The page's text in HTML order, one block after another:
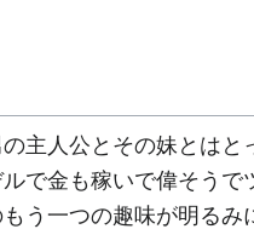
主人公とその妹とはと
で金も稼いで偉そうで
う一つの趣味が明るみ